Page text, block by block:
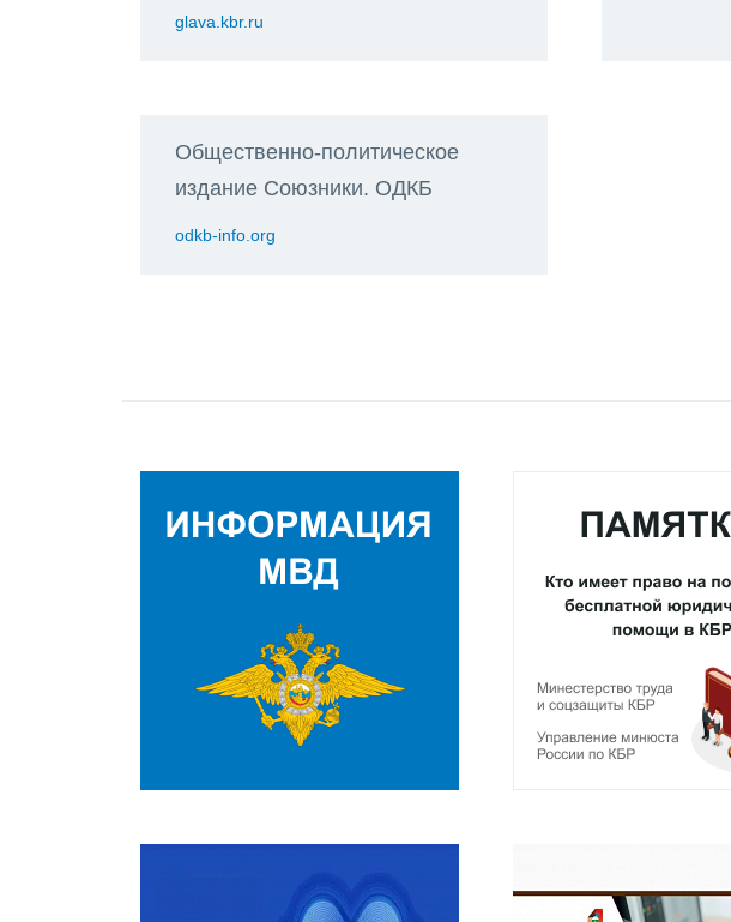
glava.kbr.ru
Общественно-политическое
издание Союзники. ОДКБ
odkb-info.org